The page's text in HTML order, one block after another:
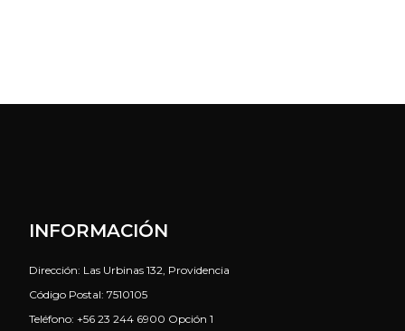
INFORMACIÓN
Dirección: Las Urbinas 132, Providencia
Código Postal: 7510105
Teléfono: +56 23 244 6900 Opción 1